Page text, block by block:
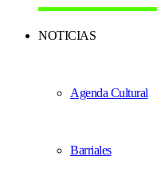
NOTICIAS
Agenda Cultural
Barriales